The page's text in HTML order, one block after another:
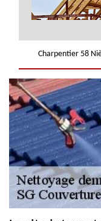
Charpentier 58